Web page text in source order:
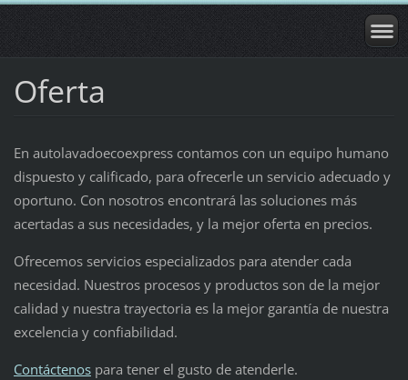
Oferta
En autolavadoecoexpress contamos con un equipo humano
dispuesto y calificado, para ofrecerle un servicio adecuado y
oportuno. Con nosotros encontrará las soluciones más
acertadas a sus necesidades, y la mejor oferta en precios.
Ofrecemos servicios especializados para atender cada
necesidad. Nuestros procesos y productos son de la mejor
calidad y nuestra trayectoria es la mejor garantía de nuestra
excelencia y confiabilidad.
Contáctenospara tener el gusto de atenderle.